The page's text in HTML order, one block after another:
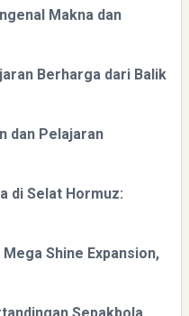
Makna dan
Berharga dari Balik
dan Pelajaran
di Selat Hormuz:
Shine Expansion,